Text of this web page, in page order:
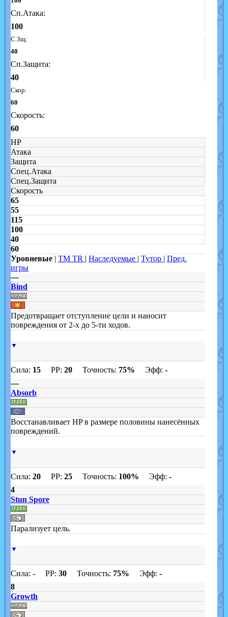
Сп.Атака:
100
С.Зщ:
40
Сп.Защита:
40
Скор:
60
Скорость:
60
HP
Атака
Защита
Спец.Атака
Спец.Защита
Скорость
65
55
115
100
40
60
Уровневые | TM TR | Наследуемые | Тутор | Пред.
игры
—
Bind
Предотвращает отступление цели и наносит
повреждения от 2-х до 5-ти ходов.
▼
Сила: 15PP: 20Точность: 75% Эфф: -
—
Absorb
Восстанавливает HP в размере половины нанесённых
повреждений.
▼
Сила: 20PP: 25Точность: 100% Эфф: -
4
Stun Spore
Парализует цель.
▼
Сила: -PP: 30Точность: 75% Эфф: -
8
Growth